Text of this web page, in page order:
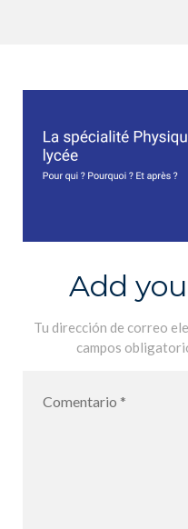
Add
Tu dirección de correo
campos